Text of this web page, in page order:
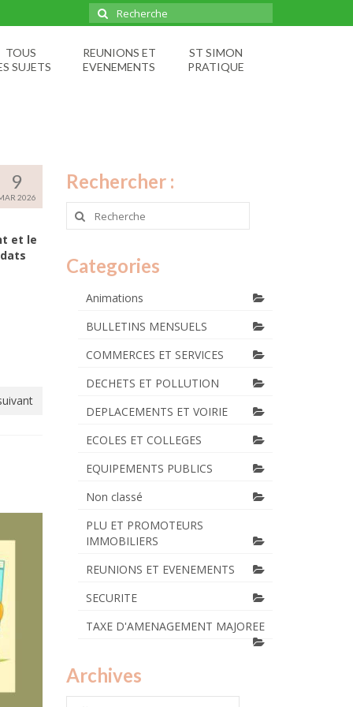
Rechercher
:
TOUS
SUJETS
REUNIONS ET
EVENEMENTS
ST SIMON
PRATIQUE
9
2026
et le
Rechercher :
Rechercher
Categories
Animations
BULLETINS MENSUELS
COMMERCES ET SERVICES
DECHETS ET POLLUTION
DEPLACEMENTS ET VOIRIE
ECOLES ET COLLEGES
EQUIPEMENTS PUBLICS
Non classé
PLU ET PROMOTEURS
IMMOBILIERS
REUNIONS ET EVENEMENTS
SECURITE
TAXE D'AMENAGEMENT MAJOREE
Archives